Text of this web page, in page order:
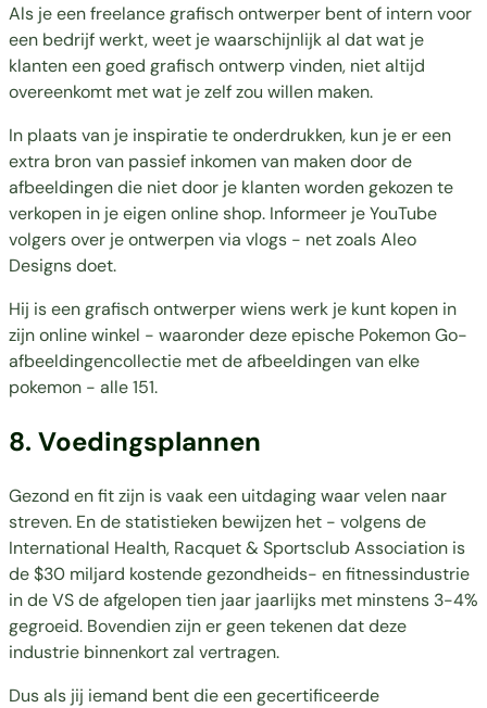
Als je een freelance grafisch ontwerper bent of intern voor
een bedrijf werkt, weet je waarschijnlijk al dat wat je
klanten een goed grafisch ontwerp vinden, niet altijd
overeenkomt met wat je zelf zou willen maken.
In plaats van je inspiratie te onderdrukken, kun je er een
extra bron van passief inkomen van maken door de
afbeeldingen die niet door je klanten worden gekozen te
verkopen in je eigen online shop. Informeer je YouTube
volgers over je ontwerpen via vlogs - net zoalsAleo
Designsdoet.
Hij is een grafisch ontwerper wiens werk je kunt kopen in
zijn online winkel - waaronder deze epische Pokemon Go-
afbeeldingencollectie met de afbeeldingen van elke
pokemon - alle 151.
8. Voedingsplannen
Gezond en fit zijn is vaak een uitdaging waar velen naar
streven. En de statistieken bewijzen het - volgens de
International Health, Racquet & Sportsclub Association is
de $30 miljard kostende gezondheids- en fitnessindustrie
in de VS de afgelopen tien jaar jaarlijks met minstens 3-4%
gegroeid. Bovendien zijn er geen tekenen dat deze
industrie binnenkort zal vertragen.
Dus als jij iemand bent die een gecertificeerde